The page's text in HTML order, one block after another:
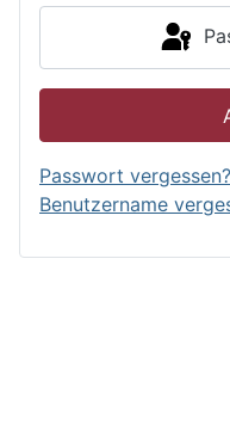
Passwort vergessen?
Benutzername